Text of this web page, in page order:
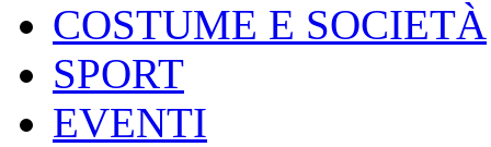
COSTUME E SOCIETÀ
SPORT
EVENTI